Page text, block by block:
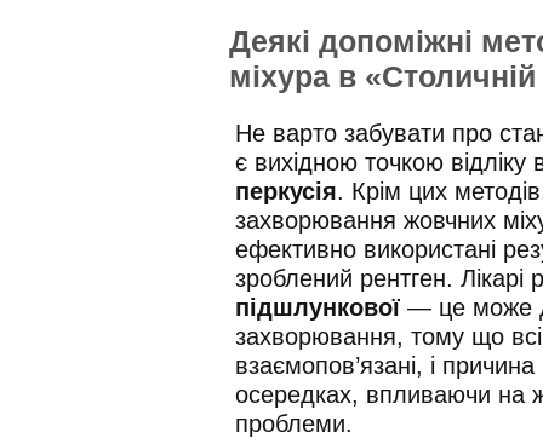
Деякі допоміжні
міхура в «Столичній
Не варто забувати про
є вихідною точкою
перкусія. Крім цих
захворювання жовчних
ефективно використані
зроблений рентген.
підшлункової — це може
захворювання, тому що
взаємопов’язані, і
осередках, впливаючи на
проблеми.